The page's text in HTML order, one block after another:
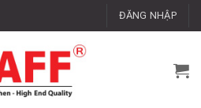
ĐĂNG NHẬP